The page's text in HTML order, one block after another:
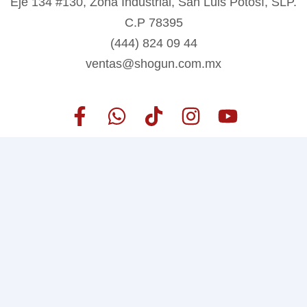
C.P 78395
(444) 824 09 44
ventas@shogun.com.mx